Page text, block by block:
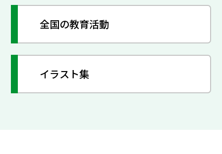
全国の教育活動
イラスト集